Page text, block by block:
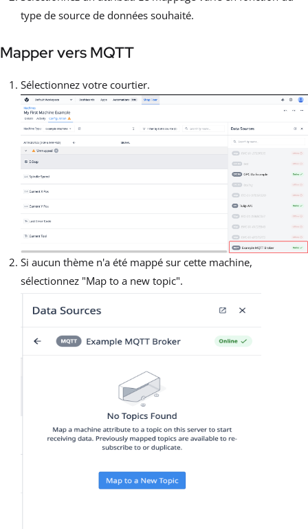
type de source de données souhaité.
Mapper vers MQTT
Sélectionnez votre courtier.
Si aucun thème n'a été mappé sur cette machine,
sélectionnez "Map to a new topic".